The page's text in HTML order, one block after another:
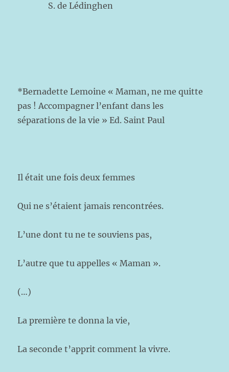
S. de Lédinghen
*Bernadette Lemoine « Maman, ne me quitte
pas ! Accompagner l’enfant dans les
séparations de la vie » Ed. Saint Paul
Il était une fois deux femmes
Qui ne s’étaient jamais rencontrées.
L’une dont tu ne te souviens pas,
L’autre que tu appelles « Maman ».
(…)
La première te donna la vie,
La seconde t’apprit comment la vivre.